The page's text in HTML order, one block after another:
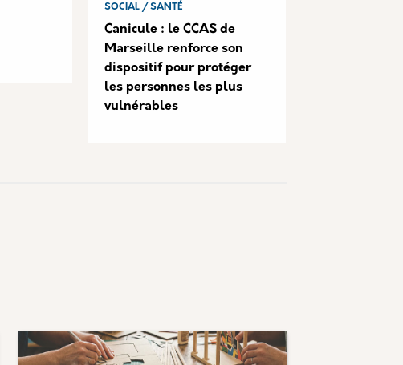
SOCIAL / SANTÉ
Canicule : le CCAS de
Marseille renforce son
dispositif pour protéger
les personnes les plus
vulnérables